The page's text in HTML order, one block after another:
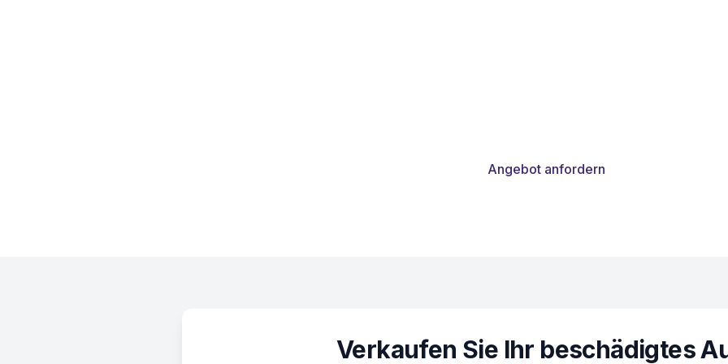
Angebot anfordern
Verkaufen Sie Ihr beschädigtes